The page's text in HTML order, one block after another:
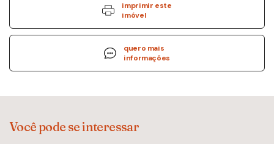
imprimir este
imóvel
quero mais
informações
Você pode se interessar